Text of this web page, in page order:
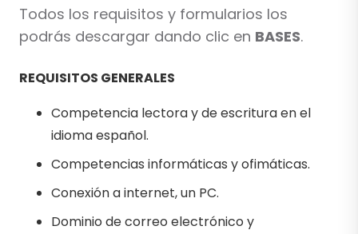
Todos los requisitos y formularios los
podrás descargar dando clic en BASES.
REQUISITOS GENERALES
Competencia lectora y de escritura en el
idioma español.
Competencias informáticas y ofimáticas.
Conexión a internet, un PC.
Dominio de correo electrónico y